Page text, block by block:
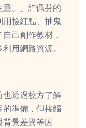
。」許佩芬的
用撿紅點、抽鬼
己創作教材，
用網路資源。
也透過校方了解
的準備，但接觸
背景差異等因